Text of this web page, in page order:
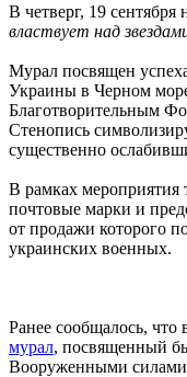
В четверг, 19
властвует над
Мурал посвящен
Украины в Черном
Благотворительным
Стенопись
существенно
В рамках мероприятия
почтовые марки и
от продажи которого
украинских военных.
Ранее сообщалось, что
мурал, посвященный
Вооруженными